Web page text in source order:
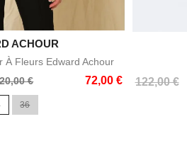
rapide
ACHOUR
À Fleurs Edward Achour
€ 72,00 €
36
122,00 €
Prix
Prix